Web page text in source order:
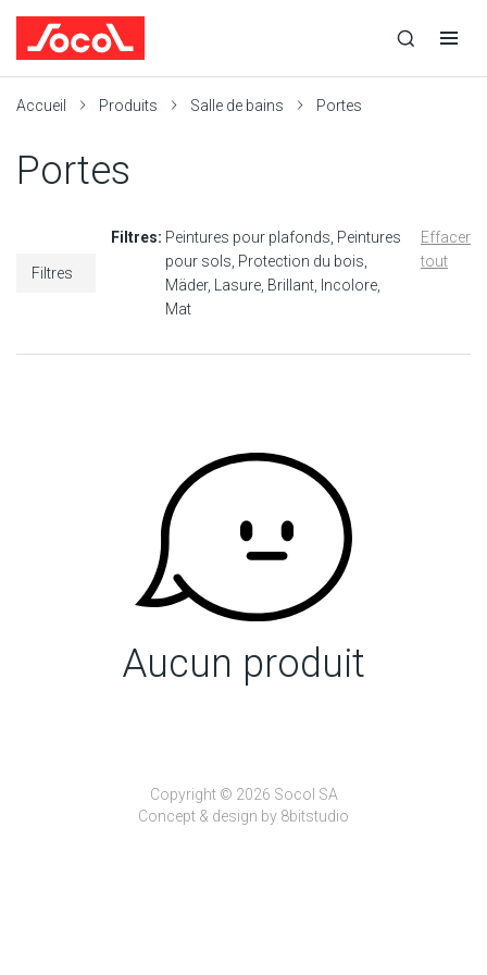
recherche
recherche
navigation
Accueil Produits Salle de bains Portes
Portes
Filtres
Filtres: Peintures pour plafonds Peintures
pour sols Protection du bois
Mäder
Lasure Brillant
Incolore
Mat
Effacer
tout
Aucun produit
Copyright © 2026 Socol SA
Concept & design by 8bitstudio